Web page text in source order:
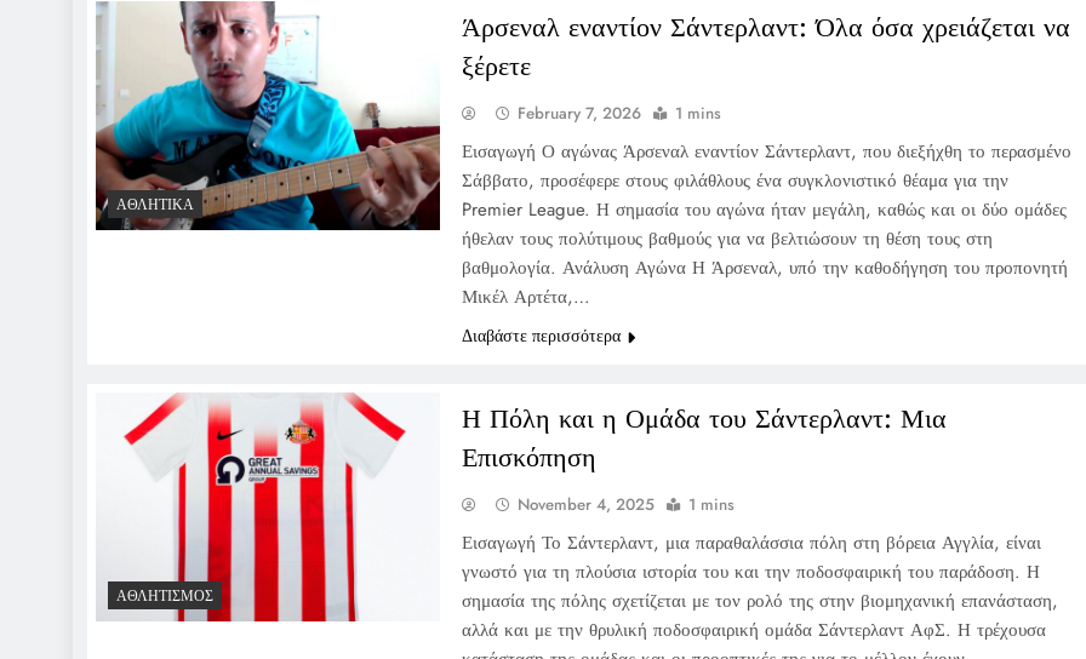
ΑΘΛΗΤΙΚΆ
Άρσεναλ εναντίον Σάντερλαντ: Όλα όσα χρειάζεται να
ξέρετε
February 7, 2026 1 mins
Εισαγωγή Ο αγώνας Άρσεναλ εναντίον Σάντερλαντ, που διεξήχθη το περασμένο
Σάββατο, προσέφερε στους φιλάθλους ένα συγκλονιστικό θέαμα για την
Premier League. Η σημασία του αγώνα ήταν μεγάλη, καθώς και οι δύο ομάδες
ήθελαν τους πολύτιμους βαθμούς για να βελτιώσουν τη θέση τους στη
βαθμολογία. Ανάλυση Αγώνα Η Άρσεναλ, υπό την καθοδήγηση του προπονητή
Μικέλ Αρτέτα,…
Διαβάστε περισσότερα
ΑΘΛΗΤΙΣΜΌΣ
Η Πόλη και η Ομάδα του Σάντερλαντ: Μια
Επισκόπηση
November 4, 2025 1 mins
Εισαγωγή Το Σάντερλαντ, μια παραθαλάσσια πόλη στη βόρεια Αγγλία, είναι
γνωστό για τη πλούσια ιστορία του και την ποδοσφαιρική του παράδοση. Η
σημασία της πόλης σχετίζεται με τον ρολό της στην βιομηχανική επανάσταση,
αλλά και με την θρυλική ποδοσφαιρική ομάδα Σάντερλαντ ΑφΣ. Η τρέχουσα